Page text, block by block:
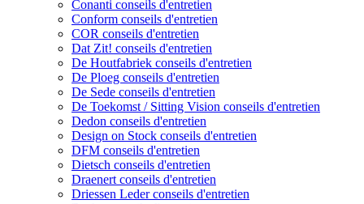
Conanti conseils d'entretien
Conform conseils d'entretien
COR conseils d'entretien
Dat Zit! conseils d'entretien
De Houtfabriek conseils d'entretien
De Ploeg conseils d'entretien
De Sede conseils d'entretien
De Toekomst / Sitting Vision conseils d'entretien
Dedon conseils d'entretien
Design on Stock conseils d'entretien
DFM conseils d'entretien
Dietsch conseils d'entretien
Draenert conseils d'entretien
Driessen Leder conseils d'entretien